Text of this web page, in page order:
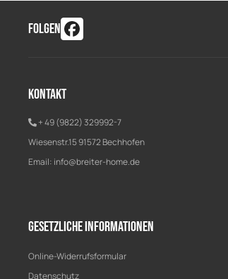
FOLGEN
Kontakt
+ 49 (9822) 329992-7
Wiesenstr.15 91572 Bechhofen
Email: info@breiter-home.de
Gesetzliche Informationen
Online-Widerrufsformular
Datenschutz